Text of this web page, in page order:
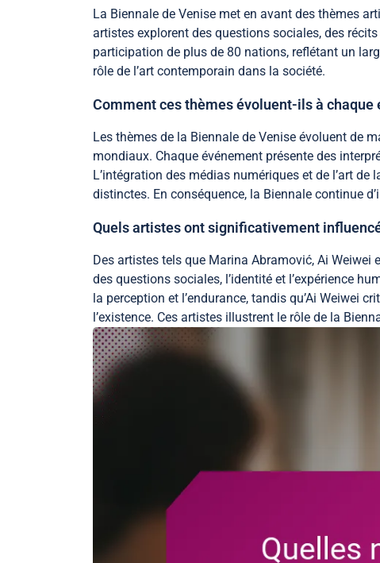
La Biennale de Venise met en avant des thèmes
artistes explorent des questions sociales, des
participation de plus de 80 nations, reflétant un
rôle de l’art contemporain dans la société.
Comment ces thèmes évoluent-ils à chaque
Les thèmes de la Biennale de Venise évoluent de
mondiaux. Chaque événement présente des
L’intégration des médias numériques et de l’art
distinctes. En conséquence, la Biennale continue
Quels artistes ont significativement
Des artistes tels que Marina Abramović, Ai
des questions sociales, l’identité et l’expérience
la perception et l’endurance, tandis qu’Ai Weiwei
l’existence. Ces artistes illustrent le rôle de la